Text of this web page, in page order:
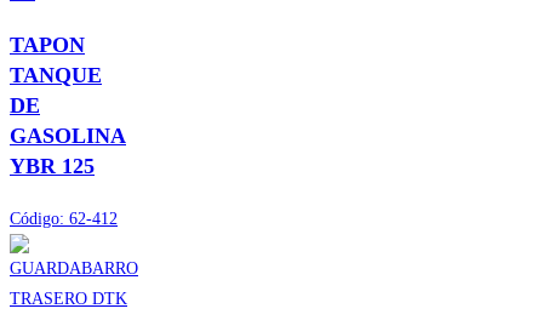
TAPON
TANQUE
DE
GASOLINA
YBR 125
Código: 62-412